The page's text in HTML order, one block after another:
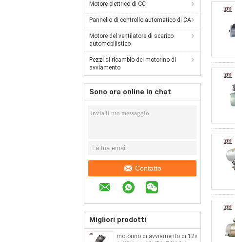
Motore elettrico di CC
Pannello di controllo automatico di CA
Motore del ventilatore di scarico
automobilistico
Pezzi di ricambio del motorino di
avviamento
Sono ora online in chat
Contatto
Migliori prodotti
motorino di avviamento di 12v